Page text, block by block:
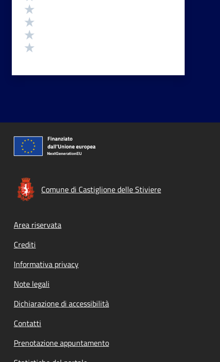
Comune di Castiglione delle Stiviere
Footer menu
Area riservata
Crediti
Informativa privacy
Note legali
Dichiarazione di accessibilità
Contatti
Prenotazione appuntamento